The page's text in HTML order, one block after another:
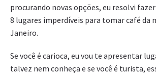
procurando novas opções, eu resolvi
8 lugares imperdíveis para tomar café da
Janeiro.
Se você é carioca, eu vou te apresentar
talvez nem conheça e se você é turista,